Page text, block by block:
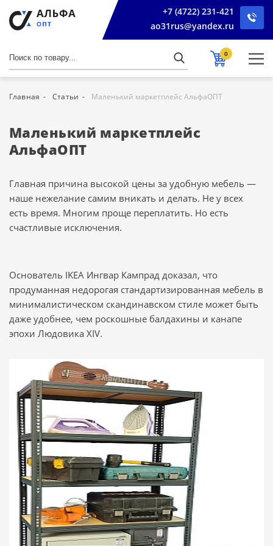
+7 (4722) 231-421
ao31rus@yandex.ru
0
Главная Статьи Маленький маркетплейс АльфаОПТ
Маленький маркетплейс
АльфаОПТ
Главная причина высокой цены за удобную мебель —
наше нежелание самим вникать и делать. Не у всех
есть время. Многим проще переплатить. Но есть
счастливые исключения.
Основатель IKEA Ингвар Кампрад доказал, что
продуманная недорогая стандартизированная мебель в
минималистическом скандинавском стиле может быть
даже удобнее, чем роскошные балдахины и канапе
эпохи Людовика XIV.